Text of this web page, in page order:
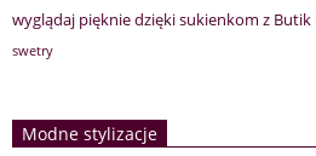
wyglądaj pięknie dzięki sukienkom z Butik
swetry
Modne stylizacje